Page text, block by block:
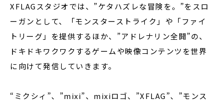
XFLAGスタジオでは、”ケタハズレな冒険を。”をスロ
ーガンとして、「モンスターストライク」や「ファイ
トリーグ」を提供するほか、”アドレナリン全開”の、
ドキドキワクワクするゲームや映像コンテンツを世界
に向けて発信していきます。
“ミクシィ”、”mixi”、mixiロゴ、”XFLAG”、”モンス